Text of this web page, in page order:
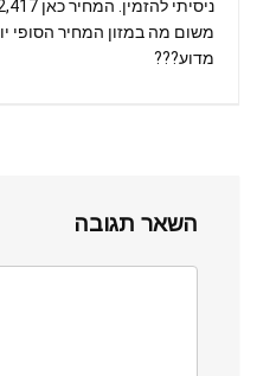
מדוע???
השאר תגובה